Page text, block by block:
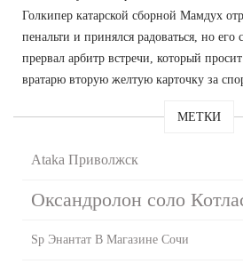
Голкипер катарской сборной Мамдух
пенальти и принялся радоваться, но
прервал арбитр встречи, который
вратарю вторую желтую карточку за
МЕТКИ
Ataka Приволжск
Оксандролон соло
Sp Энантат В Магазине Сочи